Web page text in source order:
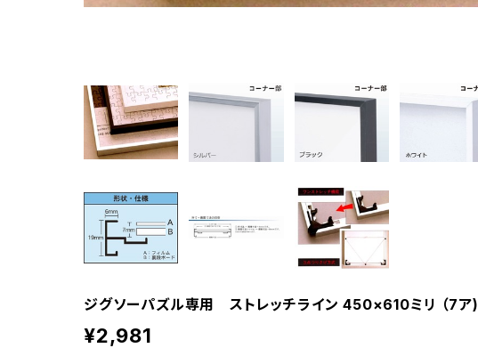
ジグソーパズル専用 ストレッチライン 450×610ミリ （7ア)
¥2,981